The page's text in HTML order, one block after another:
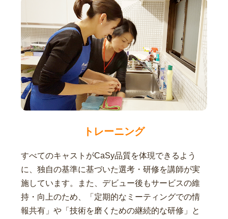
トレーニング
すべてのキャストがCaSy品質を体現できるよう
に、独自の基準に基づいた選考・研修を講師が実
施しています。また、デビュー後もサービスの維
持・向上のため、「定期的なミーティングでの情
報共有」や「技術を磨くための継続的な研修」と